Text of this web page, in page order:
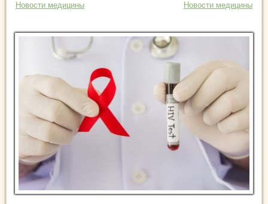
Новости медицины Новости медицины